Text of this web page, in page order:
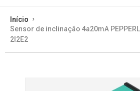
Início
Sensor de inclinação 4a20mA
2I2E2